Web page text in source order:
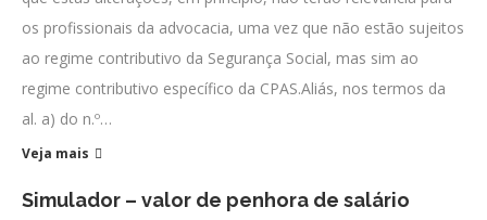
os profissionais da advocacia, uma vez que não estão sujeitos
ao regime contributivo da Segurança Social, mas sim ao
regime contributivo específico da CPAS.Aliás, nos termos da
al. a) do n.º…
Veja mais
Simulador – valor de penhora de salário